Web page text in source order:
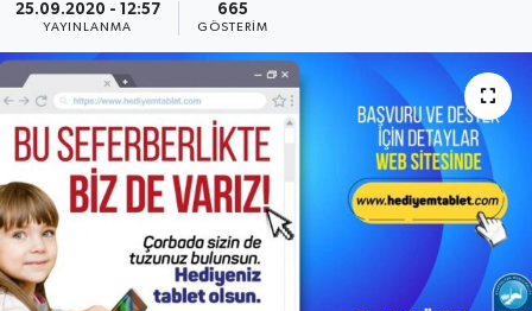
25.09.2020 - 12:57
YAYINLANMA
665
GÖSTERIM
KEMERBURGAZ
KÜLTÜR - SANAT
MAGAZİN
ÖZEL HABER
SAĞLIK